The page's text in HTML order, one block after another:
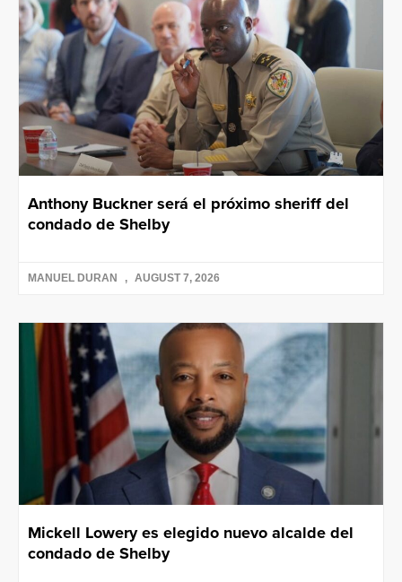
Anthony Buckner será el próximo sheriff del
condado de Shelby
MANUEL DURAN AUGUST 7, 2026
Mickell Lowery es elegido nuevo alcalde del
condado de Shelby